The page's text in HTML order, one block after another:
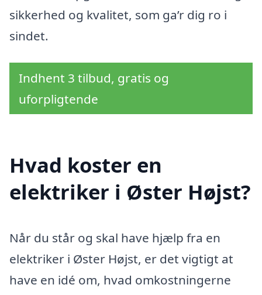
sikkerhed og kvalitet, som ga’r dig ro i
sindet.
Indhent 3 tilbud, gratis og
uforpligtende
Hvad koster en
elektriker i Øster Højst?
Når du står og skal have hjælp fra en
elektriker i Øster Højst, er det vigtigt at
have en idé om, hvad omkostningerne